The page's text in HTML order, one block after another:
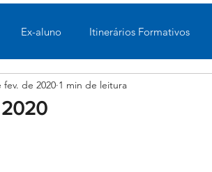
Ex-aluno Itinerários Formativos
Pastoral Esportes
fev. de 2020 1 min de leitura